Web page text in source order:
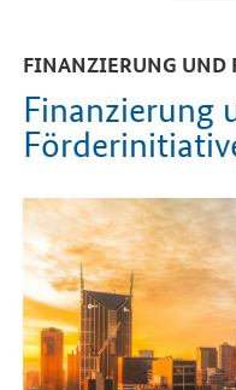
FINANZIERUNG UND
Finanzierung